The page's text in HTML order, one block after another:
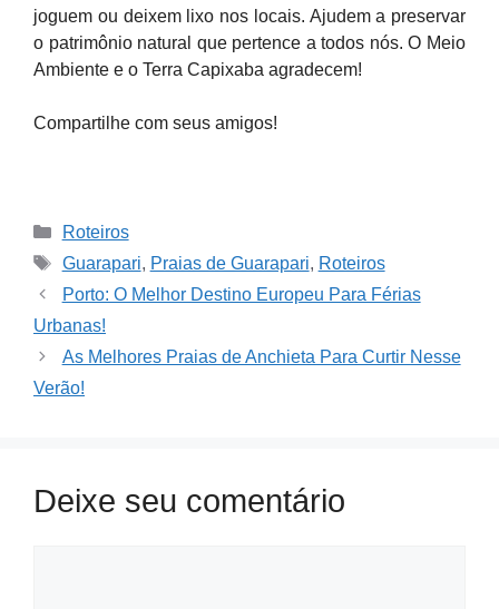
joguem ou deixem lixo nos locais. Ajudem a preservar
o patrimônio natural que pertence a todos nós. O Meio
Ambiente e o Terra Capixaba agradecem!
Compartilhe com seus amigos!
Categories
Roteiros
Tags
Guarapari, Praias de Guarapari, Roteiros
Porto: O Melhor Destino Europeu Para Férias
Urbanas!
As Melhores Praias de Anchieta Para Curtir Nesse
Verão!
Deixe seu comentário